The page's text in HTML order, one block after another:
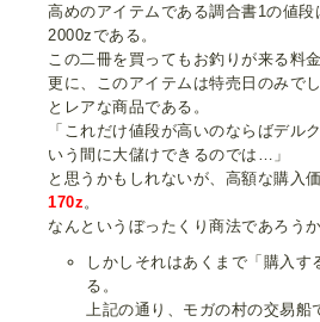
高めのアイテムである調合書1の値
2000zである。
この二冊を買ってもお釣りが来る料
更に、このアイテムは特売日のみで
とレアな商品である。
「これだけ値段が高いのならばデル
いう間に大儲けできるのでは…」
と思うかもしれないが、高額な購入
170z。
なんというぼったくり商法であろうか
しかしそれはあくまで「購入す
る。
上記の通り、モガの村の交易